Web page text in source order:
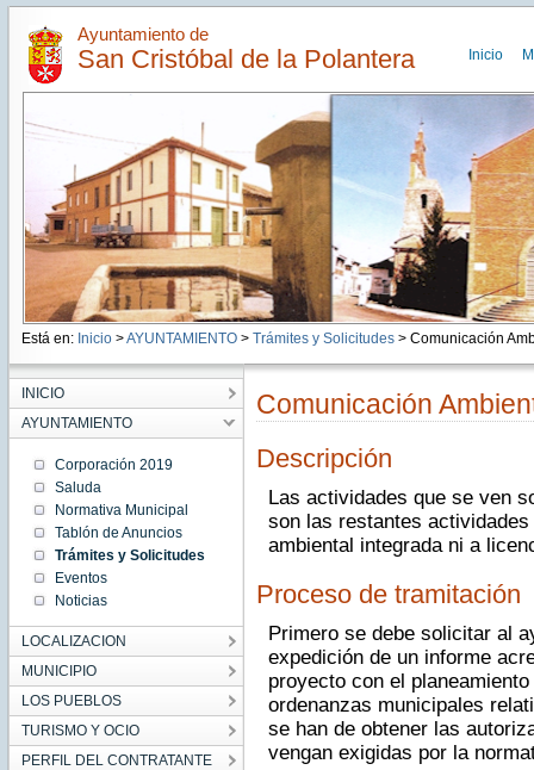
Ayuntamiento de
San Cristóbal de la Polantera Inicio
Está en: Inicio >AYUNTAMIENTO> Trámites y Solicitudes> Comunicación
INICIO
AYUNTAMIENTO
Corporación 2019
Saluda
Normativa Municipal
Tablón de Anuncios
Trámites y Solicitudes
Eventos
Noticias
LOCALIZACION
MUNICIPIO
LOS PUEBLOS
TURISMO Y OCIO
PERFIL DEL CONTRATANTE
Comunicación
Descripción
Las actividades que se ven
son las restantes
ambiental integrada ni a
Proceso de tramitación
Primero se debe solicitar al
expedición de un informe
proyecto con el
ordenanzas municipales
se han de obtener las
vengan exigidas por la